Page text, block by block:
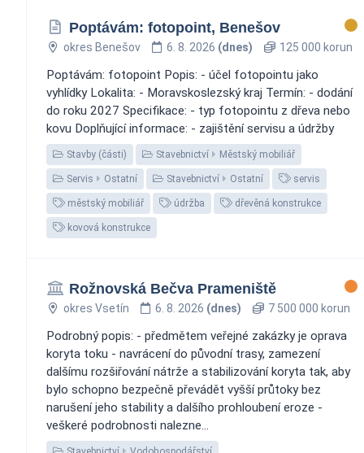
Poptávám: fotopoint, Benešov
okres Benešov 6. 8. 2026 (dnes) 125 000 korun
Poptávám: fotopoint Popis: - účel fotopointu jako
vyhlídky Lokalita: - Moravskoslezský kraj Termín: - dodání
do roku 2027 Specifikace: - typ fotopointu z dřeva nebo
kovu Doplňující informace: - zajištění servisu a údržby
Stavby (části) Stavebnictví Městský mobiliář
Servis Ostatní Stavebnictví Ostatní servis
městský mobiliář údržba dřevěná konstrukce
kovová konstrukce
Rožnovská Bečva Prameniště
okres Vsetín 6. 8. 2026 (dnes) 7 500 000 korun
Podrobný popis: - předmětem veřejné zakázky je oprava
koryta toku - navrácení do původní trasy, zamezení
dalšímu rozšiřování nátrže a stabilizování koryta tak, aby
bylo schopno bezpečně převádět vyšší průtoky bez
narušení jeho stability a dalšího prohloubení eroze -
veškeré podrobnosti nalezne...